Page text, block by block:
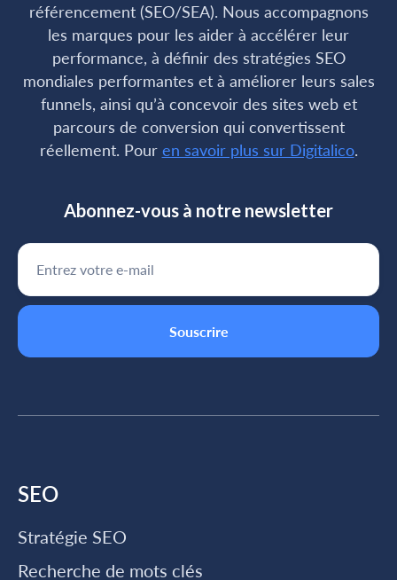
référencement (SEO/SEA). Nous accompagnons
les marques pour les aider à accélérer leur
performance, à définir des stratégies SEO
mondiales performantes et à améliorer leurs sales
funnels, ainsi qu’à concevoir des sites web et
parcours de conversion qui convertissent
réellement. Pour en savoir plus sur Digitalico.
Abonnez-vous à notre newsletter
SEO
Stratégie SEO
Recherche de mots clés